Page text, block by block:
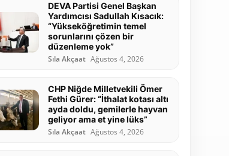
DEVA Partisi Genel Başkan
Yardımcısı Sadullah Kısacık:
“Yükseköğretimin temel
sorunlarını çözen bir
düzenleme yok”
Sıla Akçaat Ağustos 4, 2026
CHP Niğde Milletvekili Ömer
Fethi Gürer: “İthalat kotası altı
ayda doldu, gemilerle hayvan
geliyor ama et yine lüks”
Sıla Akçaat Ağustos 4, 2026